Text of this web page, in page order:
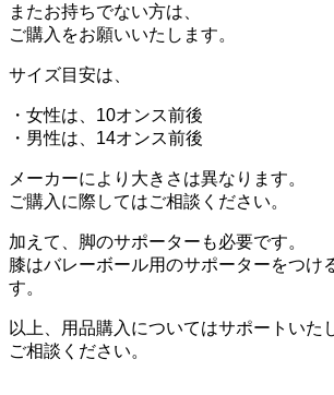
またお持ちでない方は、
ご購入をお願いいたします。
サイズ目安は、
・女性は、10オンス前後
・男性は、14オンス前後
メーカーにより大きさは異なります。
ご購入に際してはご相談ください。
加えて、脚のサポーターも必要です。
膝はバレーボール用のサポーターをつけ
す。
以上、用品購入についてはサポートいた
ご相談ください。